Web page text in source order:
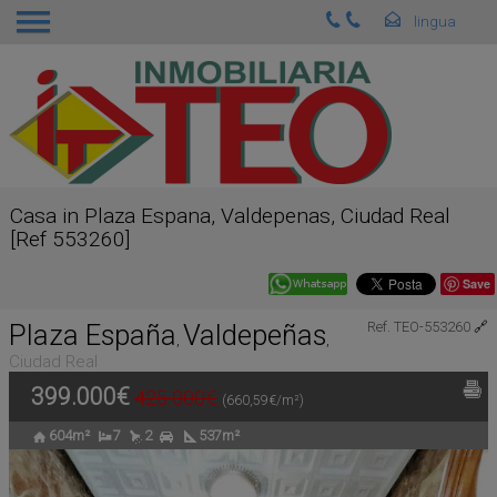
Casa in Plaza Espana, Valdepenas, Ciudad Real
[Ref 553260]
Save
Ref. TEO-553260 🔗
Plaza España , Valdepeñas,
Ciudad Real
399.000€425.000€ (660,59€/m²)
604m² 7 2 537m²